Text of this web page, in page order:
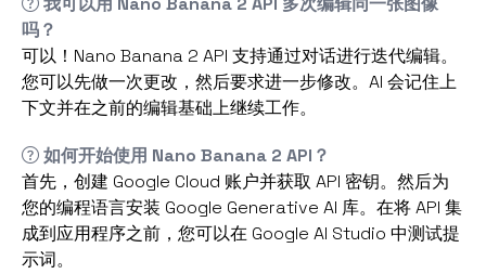
吗？
可以！Nano Banana 2 API 支持通过对话进行迭代编辑。
您可以先做一次更改，然后要求进一步修改。AI 会记住上
下文并在之前的编辑基础上继续工作。
如何开始使用 Nano Banana 2 API？
首先，创建 Google Cloud 账户并获取 API 密钥。然后为
您的编程语言安装 Google Generative AI 库。在将 API 集
成到应用程序之前，您可以在 Google AI Studio 中测试提
示词。